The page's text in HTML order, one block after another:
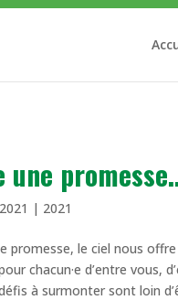
une
| 2021
promesse, le ciel nous
chacun·e d’entre vous,
à surmonter sont loin